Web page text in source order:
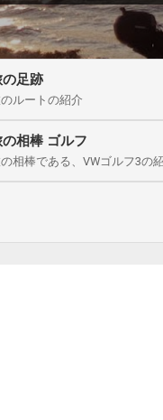
の足跡
ルートの紹介
相棒 ゴルフ
相棒である、VWゴルフ3の